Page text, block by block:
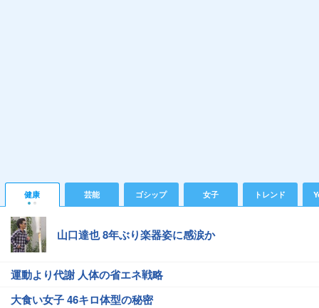
健康 芸能 ゴシップ 女子 トレンド
山口達也 8年ぶり楽器姿に感涙か
運動より代謝 人体の省エネ戦略
大食い女子 46キロ体型の秘密